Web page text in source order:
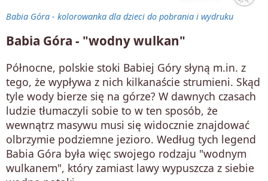
Babia Góra - kolorowanka dla dzieci do pobrania i wydruku
Babia Góra - "wodny wulkan"
Północne, polskie stoki Babiej Góry słyną m.in. z
tego, że wypływa z nich kilkanaście strumieni. Skąd
tyle wody bierze się na górze? W dawnych czasach
ludzie tłumaczyli sobie to w ten sposób, że
wewnątrz masywu musi się widocznie znajdować
olbrzymie podziemne jezioro. Według tych legend
Babia Góra była więc swojego rodzaju "wodnym
wulkanem", który zamiast lawy wypuszcza z siebie